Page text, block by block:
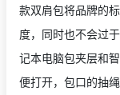
款双肩包将品牌的
度，同时也不会过
记本电脑包夹层和
便打开，包口的抽